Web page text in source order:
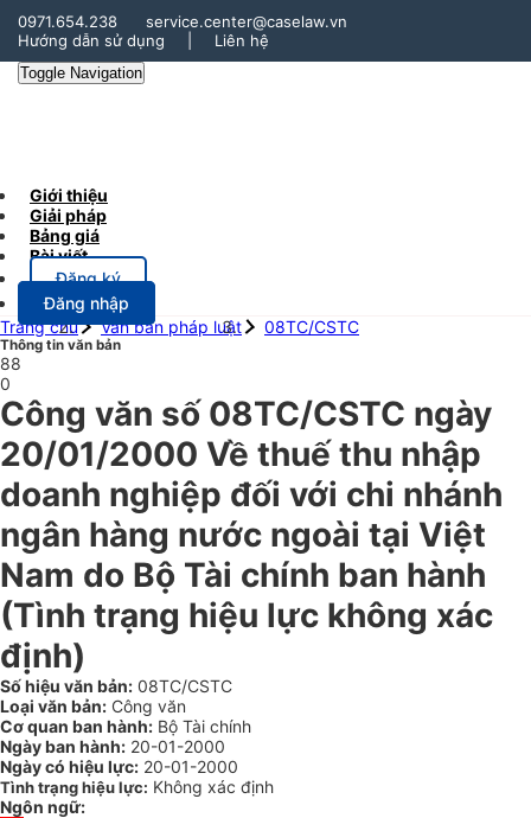
0971.654.238
service.center@caselaw.vn
Hướng dẫn sử dụng
Liên hệ
Toggle Navigation
Giới thiệu
Giải pháp
Bảng giá
Bài viết
Đăng ký
Đăng nhập
Trang chủ
Văn bản pháp luật 08TC/CSTC
Thông tin văn bản
88
0
Công văn số 08TC/CSTC ngày
20/01/2000 Về thuế thu nhập
doanh nghiệp đối với chi nhánh
ngân hàng nước ngoài tại Việt
Nam do Bộ Tài chính ban hành
(Tình trạng hiệu lực không xác
định)
Số hiệu văn bản: 08TC/CSTC
Loại văn bản: Công văn
Cơ quan ban hành: Bộ Tài chính
Ngày ban hành: 20-01-2000
Ngày có hiệu lực: 20-01-2000
Tình trạng hiệu lực: Không xác định
Ngôn ngữ: